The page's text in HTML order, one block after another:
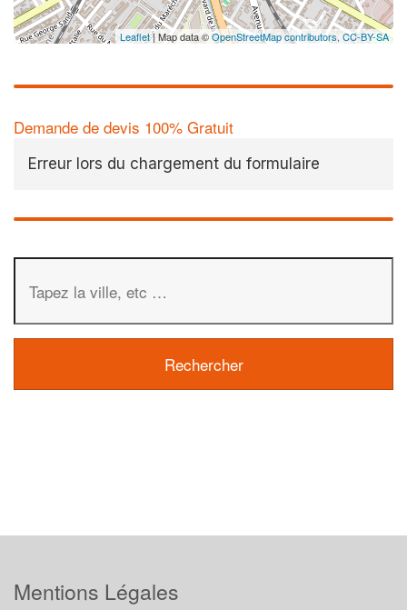
Leaflet| Map data ©OpenStreetMap contributors, CC-BY-SA
Demande de devis 100% Gratuit
Erreur lors du chargement du formulaire
Mentions Légales